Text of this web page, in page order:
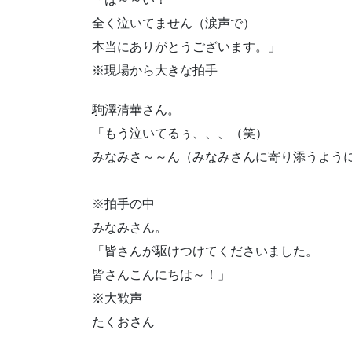
全く泣いてません（涙声で）
本当にありがとうございます。」
※現場から大きな拍手
駒澤清華さん。
「もう泣いてるぅ、、、（笑）
みなみさ～～ん（みなみさんに寄り添うよう
※拍手の中
みなみさん。
「皆さんが駆けつけてくださいました。
皆さんこんにちは～！」
※大歓声
たくおさん